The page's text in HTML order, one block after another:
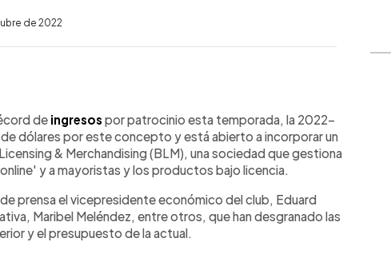
de 2022
de ingresos por patrocinio esta temporada, la 2022-
dólares por este concepto y está abierto a incorporar un
& Merchandising (BLM), una sociedad que gestiona
y a mayoristas y los productos bajo licencia.
prensa el vicepresidente económico del club, Eduard
Maribel Meléndez, entre otros, que han desgranado las
y el presupuesto de la actual.